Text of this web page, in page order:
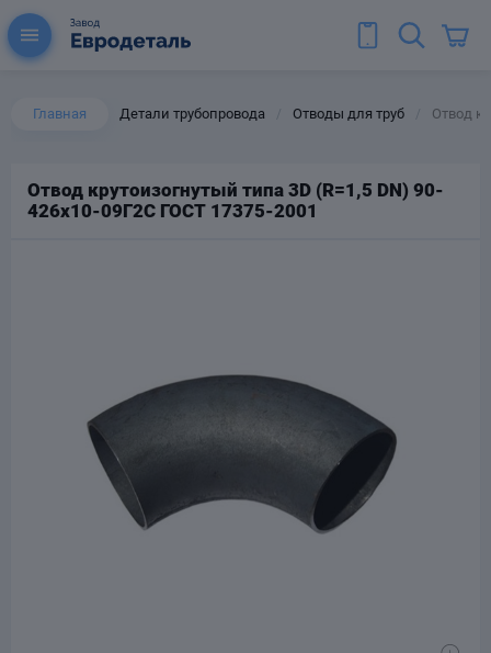
Главная Детали трубопровода Отводы для труб Отвод
Отвод крутоизогнутый типа 3D (R=1,5 DN) 90-
426х10-09Г2С ГОСТ 17375-2001
для труб